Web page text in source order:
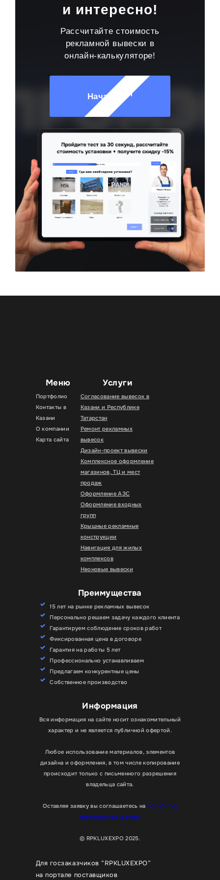
и интересно!
Рассчитайте стоимость
рекламной вывески в
онлайн-калькуляторе!
Начать
Меню
Портфолио
Контакты в
Казани
О компании
Карта сайта
Услуги
Согласование вывесок в
Казани и Республике
Татарстан
Ремонт рекламных
вывесок
Дизайн-проект вывески
Комплексное оформление
магазинов, ТЦ и мест
продаж
Оформление АЗС
Оформление входных
групп
Крышные рекламные
конструкции
Навигация для жилых
комплексов
Неоновые вывески
Преимущества
15 лет на рынке рекламных вывесок
Персонально решаем задачу каждого клиента
Гарантируем соблюдение сроков работ
Фиксированная цена в договоре
Гарантия на работы 5 лет
Профессионально устанавливаем
Предлагаем конкурентные цены
Собственное производство
Информация
Вся информация на сайте носит ознакомительный
характер и не является публичной офертой.
Любое использование материалов, элементов
дизайна и оформления, в том числе копирование
происходит только с письменного разрешения
владельца сайта.
Оставляя заявку вы соглашаетесь на обработку
персональных данных
© RPKLUXEXPO 2025.
Для госзаказчиков “RPKLUXEXPO”
на портале поставщиков